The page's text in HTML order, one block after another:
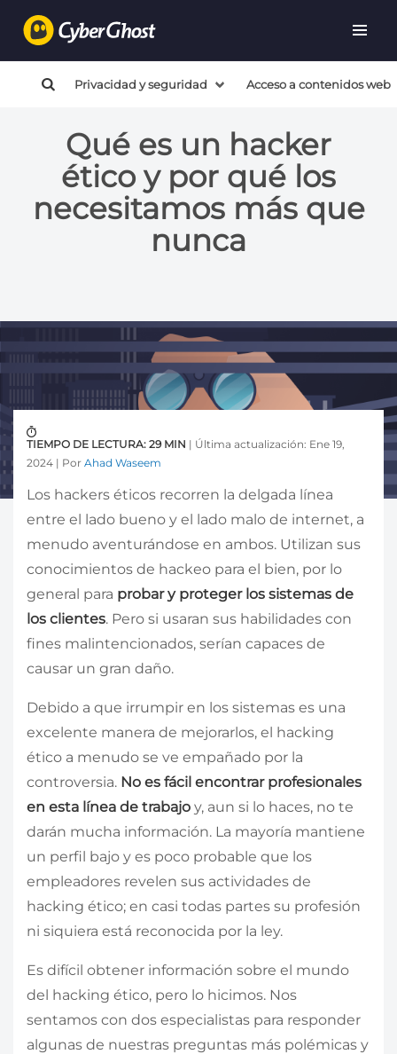
Privacidad y seguridad Acceso a contenidos web
Qué es un hacker
ético y por qué los
necesitamos más que
nunca
TIEMPO DE LECTURA: 29 MIN | Última actualización: Ene 19,
2024 | Por Ahad Waseem
Los hackers éticos recorren la delgada línea
entre el lado bueno y el lado malo de internet, a
menudo aventurándose en ambos. Utilizan sus
conocimientos de hackeo para el bien, por lo
general para probar y proteger los sistemas de
los clientes. Pero si usaran sus habilidades con
fines malintencionados, serían capaces de
causar un gran daño.
Debido a que irrumpir en los sistemas es una
excelente manera de mejorarlos, el hacking
ético a menudo se ve empañado por la
controversia. No es fácil encontrar profesionales
en esta línea de trabajo y, aun si lo haces, no te
darán mucha información. La mayoría mantiene
un perfil bajo y es poco probable que los
empleadores revelen sus actividades de
hacking ético; en casi todas partes su profesión
ni siquiera está reconocida por la ley.
Es difícil obtener información sobre el mundo
del hacking ético, pero lo hicimos. Nos
sentamos con dos especialistas para responder
algunas de nuestras preguntas más polémicas y